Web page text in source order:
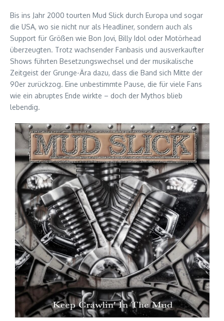
Bis ins Jahr 2000 tourten Mud Slick durch Europa und sogar
die USA, wo sie nicht nur als Headliner, sondern auch als
Support für Größen wie Bon Jovi, Billy Idol oder Motörhead
überzeugten. Trotz wachsender Fanbasis und ausverkaufter
Shows führten Besetzungswechsel und der musikalische
Zeitgeist der Grunge-Ära dazu, dass die Band sich Mitte der
90er zurückzog. Eine unbestimmte Pause, die für viele Fans
wie ein abruptes Ende wirkte – doch der Mythos blieb
lebendig.